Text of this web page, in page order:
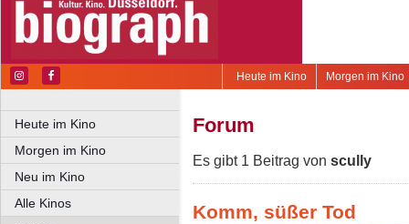
Morgen im Kino
Heute im Kino
Heute im Kino
Morgen im Kino
Neu im Kino
Alle Kinos
Forum
Es gibt 1 Beitrag von scully
Komm, süßer Tod